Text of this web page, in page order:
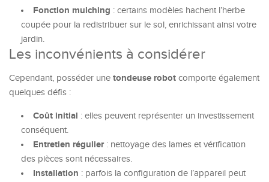
Fonction mulching : certains modèles hachent l’herbe
coupée pour la redistribuer sur le sol, enrichissant ainsi votre
jardin.
Les inconvénients à considérer
Cependant, posséder une tondeuse robot comporte également
quelques défis :
Coût initial : elles peuvent représenter un investissement
conséquent.
Entretien régulier: nettoyage des lames et vérification
des pièces sont nécessaires.
Installation : parfois la configuration de l’appareil peut